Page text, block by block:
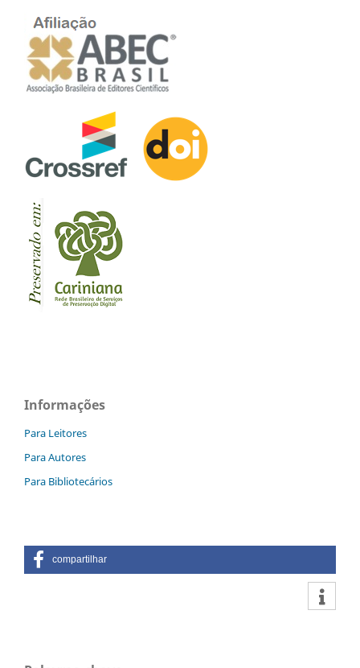
Informações
Para Leitores
Para Autores
Para Bibliotecários
compartilhar